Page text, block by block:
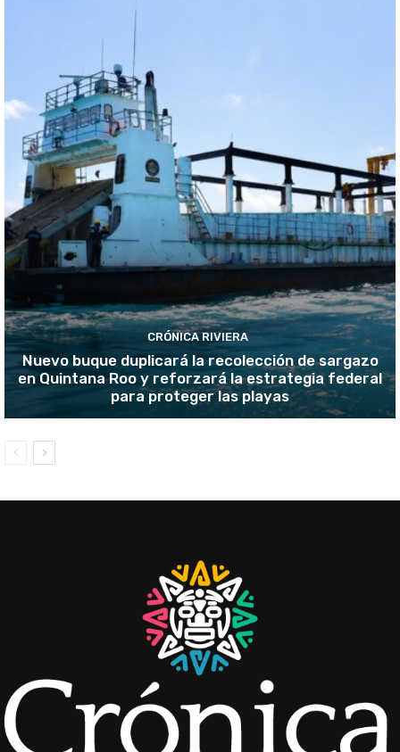
CRÓNICA RIVIERA
Nuevo buque duplicará la recolección de sargazo
en Quintana Roo y reforzará la estrategia federal
para proteger las playas